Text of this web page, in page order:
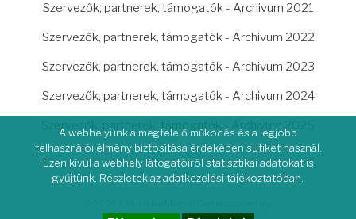
Szervezők, partnerek, támogatók - Archivum 2021
Szervezők, partnerek, támogatók - Archivum 2022
Szervezők, partnerek, támogatók - Archivum 2023
Szervezők, partnerek, támogatók - Archivum 2024
Szervezők, partnerek, támogatók - Archivum 2025
A webhelyünk a megfelelő működés és a legjobb
felhasználói élmény biztosítása érdekében sütiket használ.
Ezen kívül a webhely látogatóiról statisztikai adatokat is
gyűjtünk. Részletek az adatkezelési tájékoztatóban.